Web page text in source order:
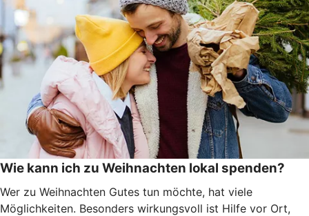
Wie kann ich zu Weihnachten lokal spenden?
Wer zu Weihnachten Gutes tun möchte, hat viele
Möglichkeiten. Besonders wirkungsvoll ist Hilfe vor Ort,